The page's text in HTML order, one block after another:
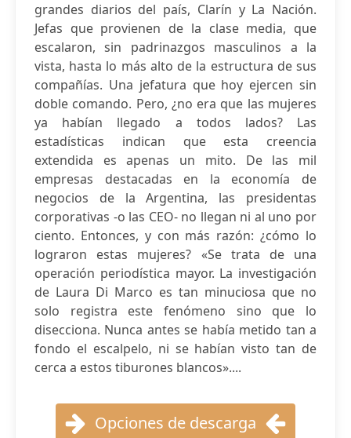
grandes diarios del país, Clarín y La Nación.
Jefas que provienen de la clase media, que
escalaron, sin padrinazgos masculinos a la
vista, hasta lo más alto de la estructura de sus
compañías. Una jefatura que hoy ejercen sin
doble comando. Pero, ¿no era que las mujeres
ya habían llegado a todos lados? Las
estadísticas indican que esta creencia
extendida es apenas un mito. De las mil
empresas destacadas en la economía de
negocios de la Argentina, las presidentas
corporativas -o las CEO- no llegan ni al uno por
ciento. Entonces, y con más razón: ¿cómo lo
lograron estas mujeres? «Se trata de una
operación periodística mayor. La investigación
de Laura Di Marco es tan minuciosa que no
solo registra este fenómeno sino que lo
disecciona. Nunca antes se había metido tan a
fondo el escalpelo, ni se habían visto tan de
cerca a estos tiburones blancos»....
Opciones de descarga